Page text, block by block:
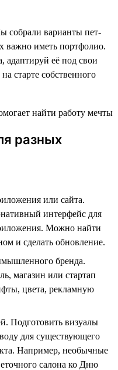
собрали варианты пет-
важно иметь портфолио.
адаптируй её под свои
старте собственного
разных
или сайта.
интерфейс для
Можно найти
и сделать обновление.
бренда.
магазин или стартап
цвета, рекламную
Подготовить визуалы
для существующего
Например, необычные
салона ко Дню